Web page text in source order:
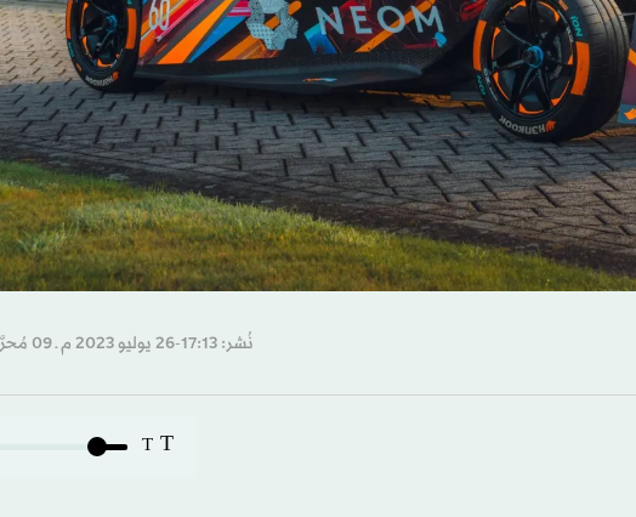
نُشر: 17:13-26 يوليو 2023 م ـ 09 مُحرَّم 1445 هـ
T
T